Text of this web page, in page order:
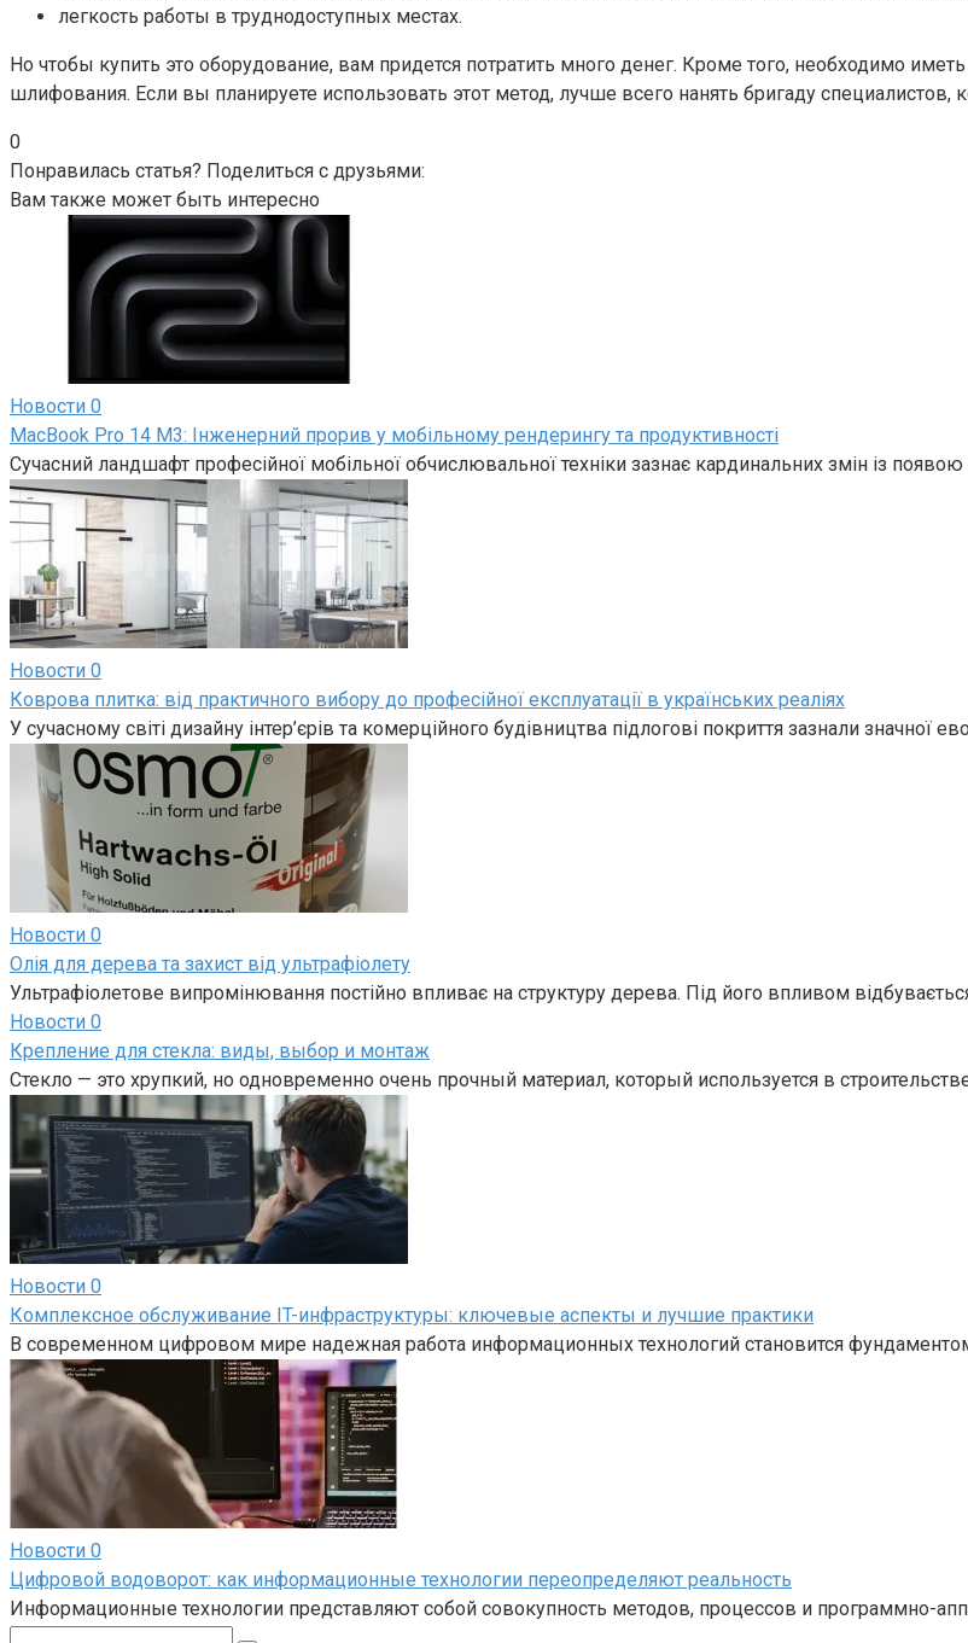
легкость работы в труднодоступных местах.
Но чтобы купить это оборудование, вам придется потратить много денег. Кроме того, необходимо
шлифования. Если вы планируете использовать этот метод, лучше всего нанять бригаду
0
Понравилась статья? Поделиться с друзьями:
Вам также может быть интересно
Новости 0
MacBook Pro 14 M3: Інженерний прорив у мобільному рендерингу та продуктивності
Сучасний ландшафт професійної мобільної обчислювальної техніки зазнає кардинальних змін із
Новости 0
Коврова плитка: від практичного вибору до професійної експлуатації в українських реаліях
У сучасному світі дизайну інтер’єрів та комерційного будівництва підлогові покриття зазнали значної
Новости 0
Олія для дерева та захист від ультрафіолету
Ультрафіолетове випромінювання постійно впливає на структуру дерева. Під його впливом
Новости 0
Крепление для стекла: виды, выбор и монтаж
Стекло — это хрупкий, но одновременно очень прочный материал, который используется в
Новости 0
Комплексное обслуживание IT-инфраструктуры: ключевые аспекты и лучшие практики
В современном цифровом мире надежная работа информационных технологий становится
Новости 0
Цифровой водоворот: как информационные технологии переопределяют реальность
Информационные технологии представляют собой совокупность методов, процессов и программно-